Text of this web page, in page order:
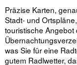
Präzise Karten,
Stadt- und
touristische
was Sie für eine
gutem Radlwetter,